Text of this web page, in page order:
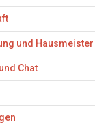
und Hausmeister
Chat